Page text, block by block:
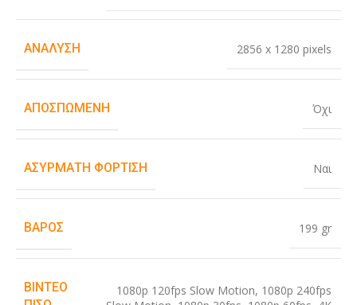
ΑΝΆΛΥΣΗ 2856 x 1280 pixels
ΑΠΟΣΠΏΜΕΝΗ Όχι
ΑΣΎΡΜΑΤΗ ΦΌΡΤΙΣΗ Ναι
ΒΆΡΟΣ 199 gr
ΒΊΝΤΕΟ
1080p 120fps Slow Motion, 1080p 240fps